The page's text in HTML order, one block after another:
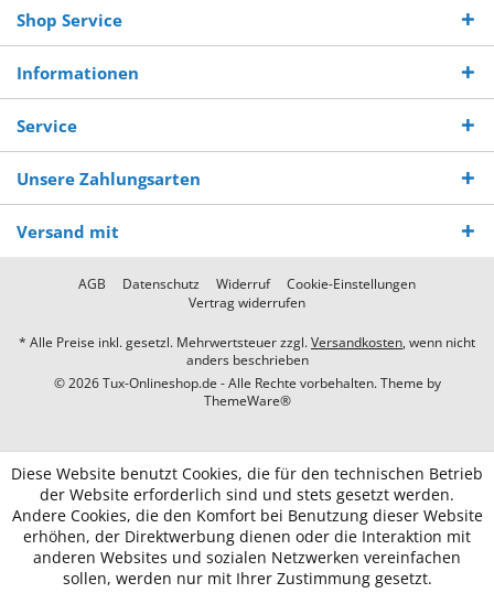
Shop Service
Informationen
Service
Unsere Zahlungsarten
Versand mit
AGB Datenschutz Widerruf
Cookie-Einstellungen
Vertrag widerrufen
* Alle Preise inkl. gesetzl. Mehrwertsteuer zzgl.Versandkosten, wenn nicht
anders beschrieben
© 2026 Tux-Onlineshop.de - Alle Rechte vorbehalten. Theme by
ThemeWare®
Diese Website benutzt Cookies, die für den technischen Betrieb
der Website erforderlich sind und stets gesetzt werden.
Andere Cookies, die den Komfort bei Benutzung dieser Website
erhöhen, der Direktwerbung dienen oder die Interaktion mit
anderen Websites und sozialen Netzwerken vereinfachen
sollen, werden nur mit Ihrer Zustimmung gesetzt.